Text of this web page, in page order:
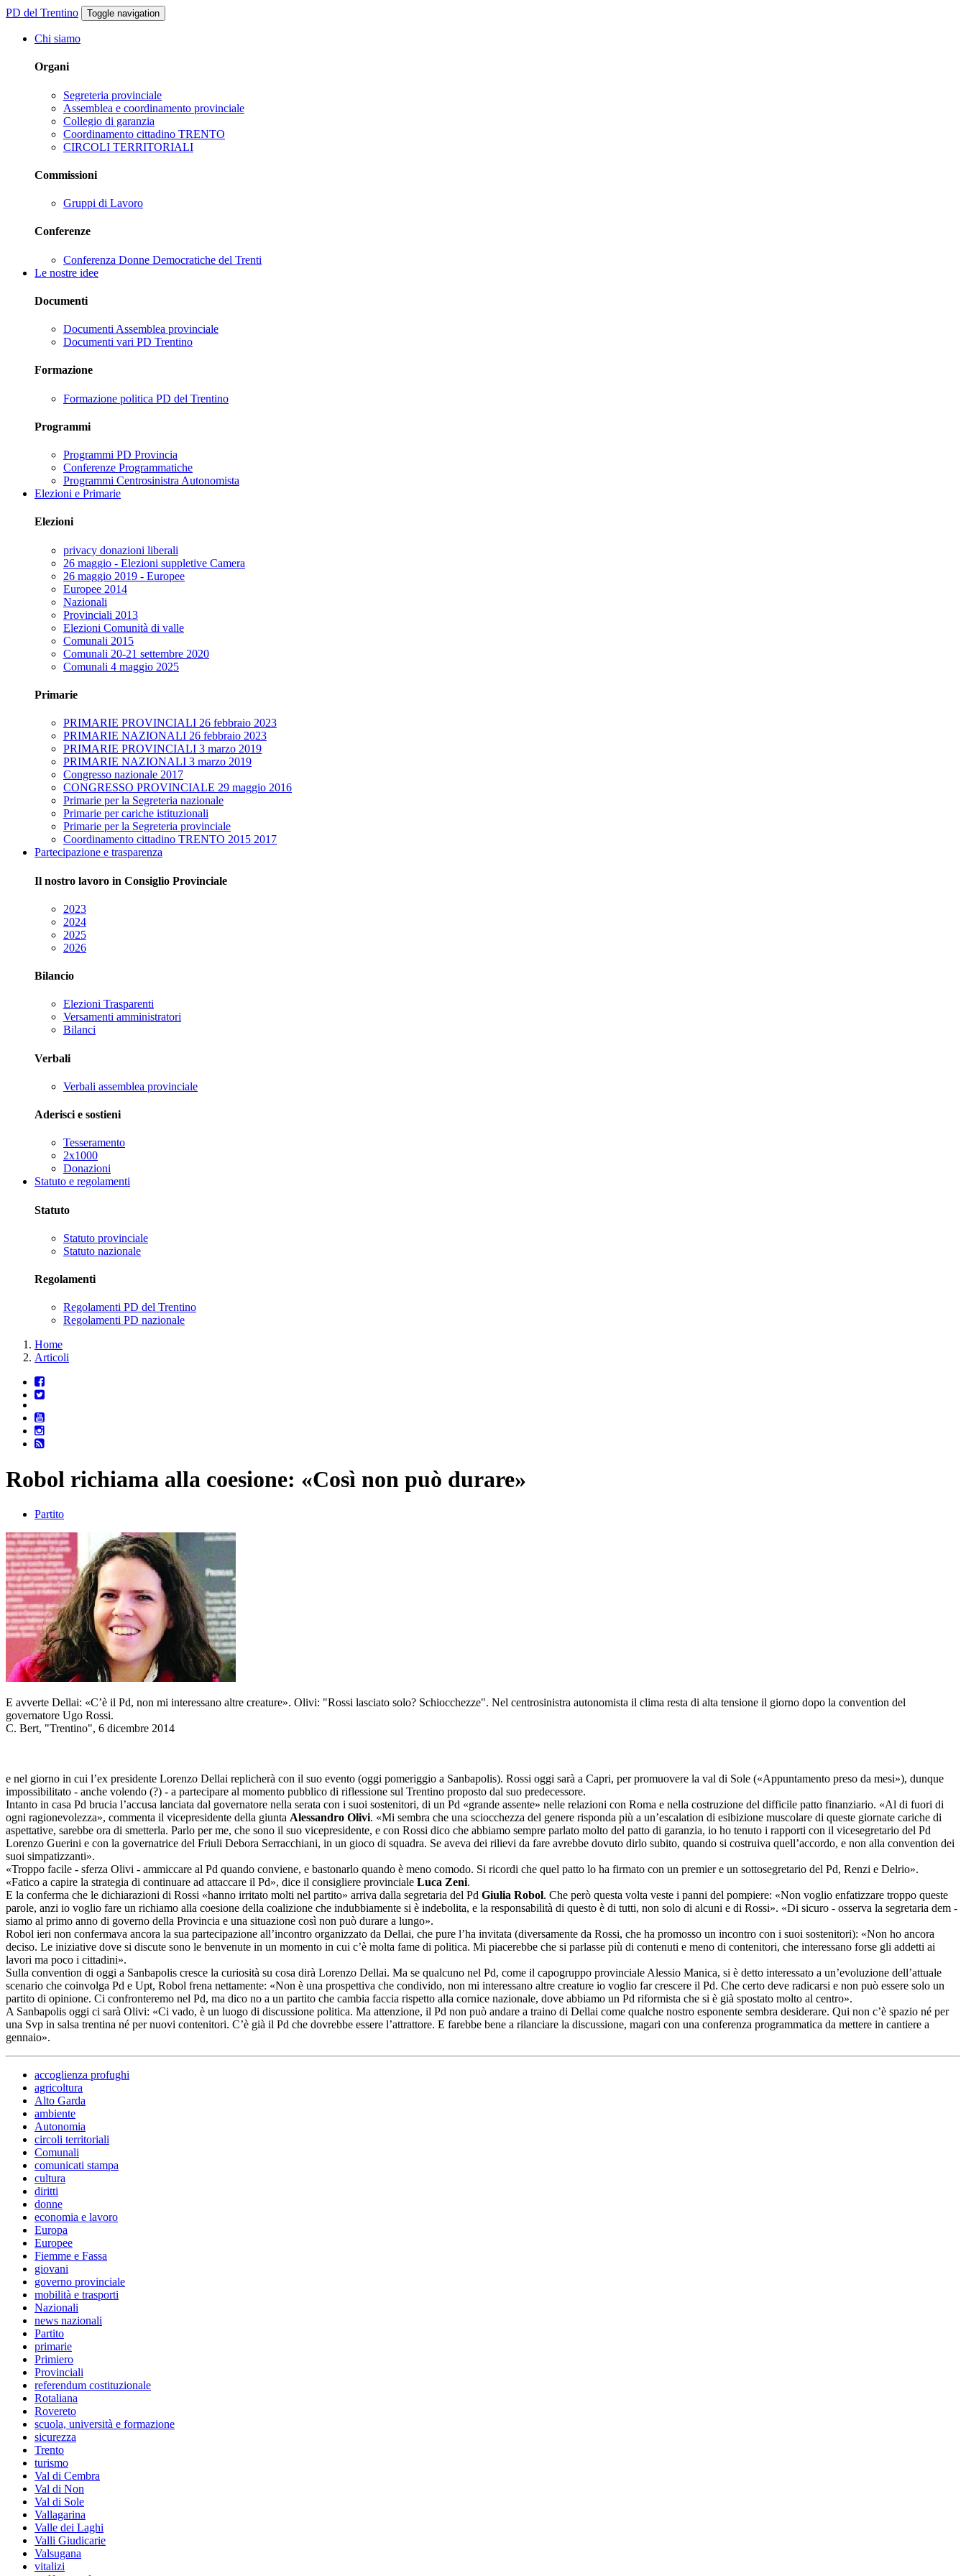
PD del Trentino Toggle navigation
Chi siamo
Organi
Segreteria provinciale
Assemblea e coordinamento provinciale
Collegio di garanzia
Coordinamento cittadino TRENTO
CIRCOLI TERRITORIALI
Commissioni
Gruppi di Lavoro
Conferenze
Conferenza Donne Democratiche del Trenti
Le nostre idee
Documenti
Documenti Assemblea provinciale
Documenti vari PD Trentino
Formazione
Formazione politica PD del Trentino
Programmi
Programmi PD Provincia
Conferenze Programmatiche
Programmi Centrosinistra Autonomista
Elezioni e Primarie
Elezioni
privacy donazioni liberali
26 maggio - Elezioni suppletive Camera
26 maggio 2019 - Europee
Europee 2014
Nazionali
Provinciali 2013
Elezioni Comunità di valle
Comunali 2015
Comunali 20-21 settembre 2020
Comunali 4 maggio 2025
Primarie
PRIMARIE PROVINCIALI 26 febbraio 2023
PRIMARIE NAZIONALI 26 febbraio 2023
PRIMARIE PROVINCIALI 3 marzo 2019
PRIMARIE NAZIONALI 3 marzo 2019
Congresso nazionale 2017
CONGRESSO PROVINCIALE 29 maggio 2016
Primarie per la Segreteria nazionale
Primarie per cariche istituzionali
Primarie per la Segreteria provinciale
Coordinamento cittadino TRENTO 2015 2017
Partecipazione e trasparenza
Il nostro lavoro in Consiglio Provinciale
2023
2024
2025
2026
Bilancio
Elezioni Trasparenti
Versamenti amministratori
Bilanci
Verbali
Verbali assemblea provinciale
Aderisci e sostieni
Tesseramento
2x1000
Donazioni
Statuto e regolamenti
Statuto
Statuto provinciale
Statuto nazionale
Regolamenti
Regolamenti PD del Trentino
Regolamenti PD nazionale
Home
Articoli
Robol richiama alla coesione: «Così non può durare»
Partito
E avverte Dellai: «C’è il Pd, non mi interessano altre creature». Olivi: "Rossi lasciato solo? Schiocchezze". Nel centrosinistra autonomista il clima resta di alta tensione il giorno dopo la convention del
governatore Ugo Rossi.
C. Bert, "Trentino", 6 dicembre 2014
e nel giorno in cui l’ex presidente Lorenzo Dellai replicherà con il suo evento (oggi pomeriggio a Sanbapolis). Rossi oggi sarà a Capri, per promuovere la val di Sole («Appuntamento preso da mesi»), dunque
impossibilitato - anche volendo (?) - a partecipare al momento pubblico di riflessione sul Trentino proposto dal suo predecessore.
Intanto in casa Pd brucia l’accusa lanciata dal governatore nella serata con i suoi sostenitori, di un Pd «grande assente» nelle relazioni con Roma e nella costruzione del difficile patto finanziario. «Al di fuori di
ogni ragionevolezza», commenta il vicepresidente della giunta Alessandro Olivi. «Mi sembra che una sciocchezza del genere risponda più a un’escalation di esibizione muscolare di queste giornate cariche di
aspettative, sarebbe ora di smetterla. Parlo per me, che sono il suo vicepresidente, e con Rossi dico che abbiamo sempre parlato molto del patto di garanzia, io ho tenuto i rapporti con il vicesegretario del Pd
Lorenzo Guerini e con la governatrice del Friuli Debora Serracchiani, in un gioco di squadra. Se aveva dei rilievi da fare avrebbe dovuto dirlo subito, quando si costruiva quell’accordo, e non alla convention dei
suoi simpatizzanti».
«Troppo facile - sferza Olivi - ammiccare al Pd quando conviene, e bastonarlo quando è meno comodo. Si ricordi che quel patto lo ha firmato con un premier e un sottosegretario del Pd, Renzi e Delrio».
«Fatico a capire la strategia di continuare ad attaccare il Pd», dice il consigliere provinciale Luca Zeni.
E la conferma che le dichiarazioni di Rossi «hanno irritato molti nel partito» arriva dalla segretaria del Pd Giulia Robol. Che però questa volta veste i panni del pompiere: «Non voglio enfatizzare troppo queste
parole, anzi io voglio fare un richiamo alla coesione della coalizione che indubbiamente si è indebolita, e la responsabilità di questo è di tutti, non solo di alcuni e di Rossi». «Di sicuro - osserva la segretaria dem -
siamo al primo anno di governo della Provincia e una situazione così non può durare a lungo».
Robol ieri non confermava ancora la sua partecipazione all’incontro organizzato da Dellai, che pure l’ha invitata (diversamente da Rossi, che ha promosso un incontro con i suoi sostenitori): «Non ho ancora
deciso. Le iniziative dove si discute sono le benvenute in un momento in cui c’è molta fame di politica. Mi piacerebbe che si parlasse più di contenuti e meno di contenitori, che interessano forse gli addetti ai
lavori ma poco i cittadini».
Sulla convention di oggi a Sanbapolis cresce la curiosità su cosa dirà Lorenzo Dellai. Ma se qualcuno nel Pd, come il capogruppo provinciale Alessio Manica, si è detto interessato a un’evoluzione dell’attuale
scenario che coinvolga Pd e Upt, Robol frena nettamente: «Non è una prospettiva che condivido, non mi interessano altre creature io voglio far crescere il Pd. Che certo deve radicarsi e non può essere solo un
partito di opinione. Ci confronteremo nel Pd, ma dico no a un partito che cambia faccia rispetto alla cornice nazionale, dove abbiamo un Pd riformista che si è già spostato molto al centro».
A Sanbapolis oggi ci sarà Olivi: «Ci vado, è un luogo di discussione politica. Ma attenzione, il Pd non può andare a traino di Dellai come qualche nostro esponente sembra desiderare. Qui non c’è spazio né per
una Svp in salsa trentina né per nuovi contenitori. C’è già il Pd che dovrebbe essere l’attrattore. E farebbe bene a rilanciare la discussione, magari con una conferenza programmatica da mettere in cantiere a
gennaio».
accoglienza profughi
agricoltura
Alto Garda
ambiente
Autonomia
circoli territoriali
Comunali
comunicati stampa
cultura
diritti
donne
economia e lavoro
Europa
Europee
Fiemme e Fassa
giovani
governo provinciale
mobilità e trasporti
Nazionali
news nazionali
Partito
primarie
Primiero
Provinciali
referendum costituzionale
Rotaliana
Rovereto
scuola, università e formazione
sicurezza
Trento
turismo
Val di Cembra
Val di Non
Val di Sole
Vallagarina
Valle dei Laghi
Valli Giudicarie
Valsugana
vitalizi